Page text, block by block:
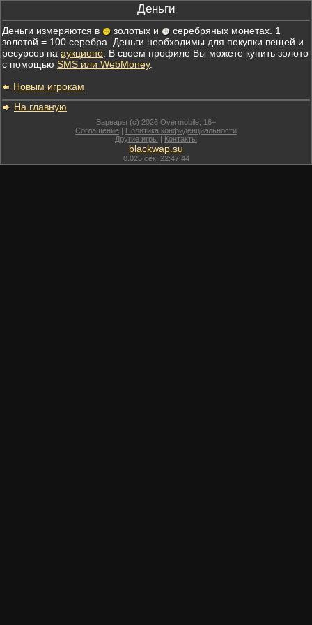
Деньги
Деньги измеряются в золотых и
серебряных монетах. 1
золотой = 100 серебра. Деньги необходимы для покупки вещей и
ресурсов на аукционе . В своем профиле Вы можете купить золото
с помощью SMS или WebMoney.
Новым игрокам
На главную
Варвары (c) 2026 Overmobile, 16+
Соглашение | Политика конфиденциальности
Другие игры | Контакты
blackwap.su
0.025сек, 22:47:44